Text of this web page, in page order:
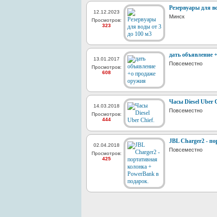
12.12.2023
Просмотров:
323
Резервуары для
Минск
13.01.2017
Просмотров:
608
дать объявление
Повсеместно
14.03.2018
Просмотров:
444
Часы Diesel Uber
Повсеместно
02.04.2018
Просмотров:
425
JBL Charger2 -
Повсеместно